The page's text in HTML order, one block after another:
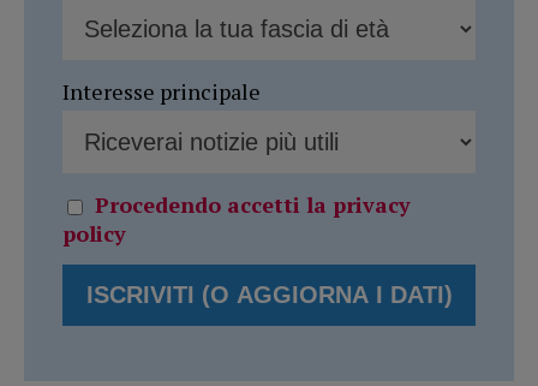
Interesse principale
Procedendo accetti la privacy
policy